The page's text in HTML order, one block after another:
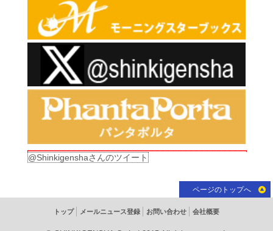
@Shinkigenshaさんのツイート
ページのトップへ
トップ メールニュース登録 お問い合わせ 会社概要